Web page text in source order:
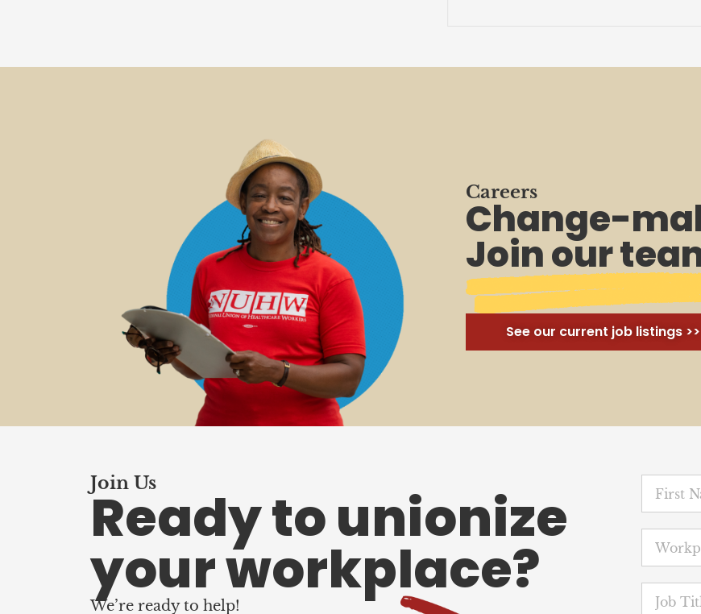
Careers
Change-
Join our
See our current job listings >>
Join Us
Ready to unionize
your workplace?
We’re ready to help!